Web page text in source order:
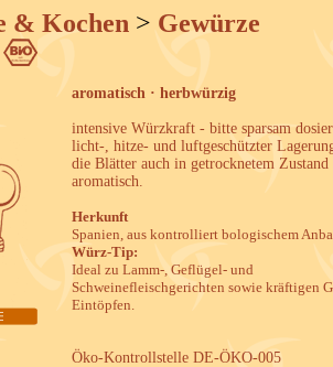
& Kochen > Gewürze
aromatisch · herbwürzig
intensive Würzkraft - bitte sparsam
licht-, hitze- und luftgeschützter
die Blätter auch in getrocknetem Zustand
aromatisch.
Herkunft
Spanien, aus kontrolliert bologischem
Würz-Tip:
Ideal zu Lamm-, Geflügel- und
Schweinefleischgerichten sowie kräftigen
Eintöpfen.
Öko-Kontrollstelle DE-ÖKO-005